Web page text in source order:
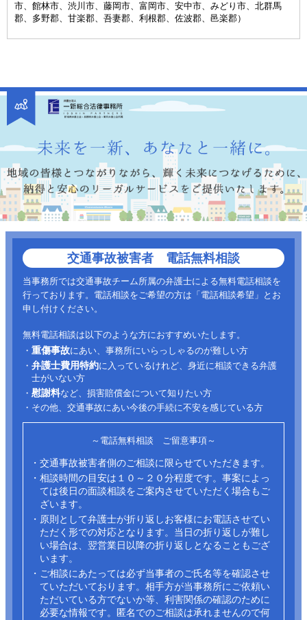
市、館林市、渋川市、藤岡市、富岡市、安中市、みどり市、北群馬
郡、多野郡、甘楽郡、吾妻郡、利根郡、佐波郡、邑楽郡）
交通事故被害者 電話無料相談
当事務所では交通事故チーム所属の弁護士による無料電話相談を
行っております。電話相談をご希望の方は「電話相談希望」とお
申し付けください。
無料電話相談は以下のような方におすすめいたします。
・ 重傷事故にあい、事務所にいらっしゃるのが難しい方
・ 弁護士費用特約に入っているけれど、身近に相談できる弁護
士がいない方
・ 慰謝料など、損害賠償金について知りたい方
・その他、交通事故にあい今後の手続に不安を感じている方
～電話無料相談 ご留意事項～
・交通事故被害者側のご相談に限らせていただきます。
・相談時間の目安は１０～２０分程度です。事案によっ
ては後日の面談相談をご案内させていただく場合もご
ざいます。
・原則として弁護士が折り返しお客様にお電話させてい
ただく形での対応となります。当日の折り返しが難し
い場合は、翌営業日以降の折り返しとなることもござ
います。
・ご相談にあたっては必ず当事者のご氏名等を確認させ
ていただいております。相手方が当事務所にご依頼い
ただいている方でないか等、利害関係の確認のために
必要な情報です。匿名でのご相談は承れませんので何